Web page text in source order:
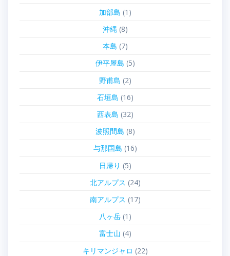
加部島 (1)
沖縄(8)
本島 (7)
伊平屋島 (5)
野甫島 (2)
石垣島 (16)
西表島 (32)
波照間島 (8)
与那国島 (16)
日帰り (5)
北アルプス (24)
南アルプス (17)
八ヶ岳(1)
富士山 (4)
キリマンジャロ (22)